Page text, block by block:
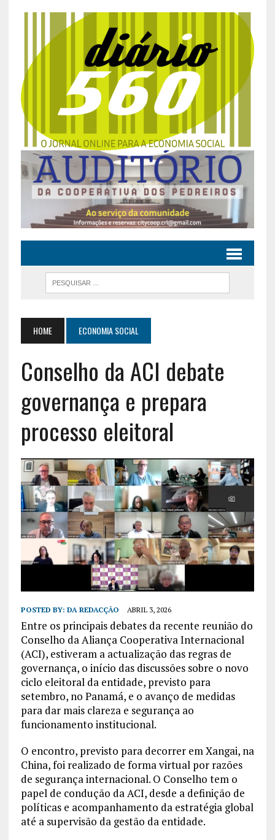
HOME ECONOMIA SOCIAL
Conselho da ACI debate
governança e prepara
processo eleitoral
POSTED BY: DA REDACÇÃO ABRIL 3, 2026
Entre os principais debates da recente reunião do
Conselho da Aliança Cooperativa Internacional
(ACI), estiveram a actualização das regras de
governança, o início das discussões sobre o novo
ciclo eleitoral da entidade, previsto para
setembro, no Panamá, e o avanço de medidas
para dar mais clareza e segurança ao
funcionamento institucional.
O encontro, previsto para decorrer em Xangai, na
China, foi realizado de forma virtual por razões
de segurança internacional. O Conselho tem o
papel de condução da ACI, desde a definição de
políticas e acompanhamento da estratégia global
até a supervisão da gestão da entidade.